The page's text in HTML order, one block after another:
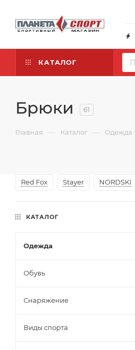
КАТАЛОГ
Брюки 61
Главная — Каталог — Одежда
Red Fox Stayer NORDSKI
КАТАЛОГ
Одежда
Обувь
Снаряжение
Виды спорта